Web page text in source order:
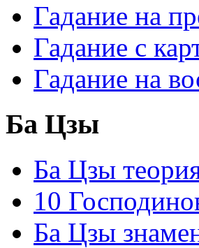
Гадание на
Гадание с
Гадание на
Ба Цзы
Ба Цзы
10
Ба Цзы